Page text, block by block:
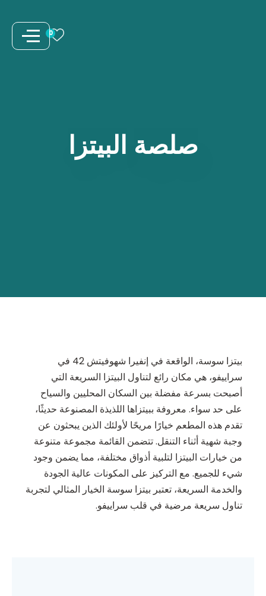
0
صلصة البيتزا
بيتزا سوسة، الواقعة في إنفيرا شهوفيتش 42 في
سراييفو، هي مكان رائع لتناول البيتزا السريعة التي
أصبحت بسرعة مفضلة بين السكان المحليين والسياح
على حد سواء. معروفة ببيتزاها اللذيذة المصنوعة حديثًا،
تقدم هذه المطعم خيارًا مريحًا لأولئك الذين يبحثون عن
وجبة شهية أثناء التنقل. تتضمن القائمة مجموعة متنوعة
من خيارات البيتزا لتلبية أذواق مختلفة، مما يضمن وجود
شيء للجميع. مع التركيز على المكونات عالية الجودة
والخدمة السريعة، تعتبر بيتزا سوسة الخيار المثالي لتجربة
تناول سريعة مرضية في قلب سراييفو.